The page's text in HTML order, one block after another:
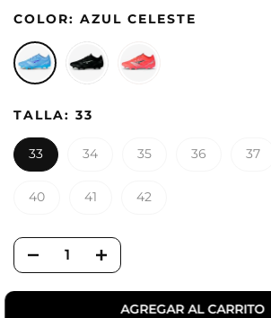
COLOR: AZUL CELESTE
TALLA: 33
33 34 35 36 37
40 41 42
AGREGAR AL CARRITO